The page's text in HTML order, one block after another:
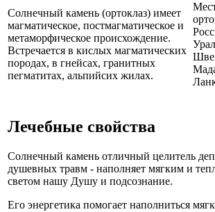
Солнечный камень (ортоклаз) имеет
магматическое, постмагматическое и
метаморфическое происхождение.
Встречается в кислых магматических
породах, в гнейсах, гранитных
пегматитах, альпийсих жилах.
Лечебные свойства
Солнечный камень отличный целитель
душевных травм - наполняет мягким и
светом нашу Душу и подсознание.
Его энергетика помогает наполниться